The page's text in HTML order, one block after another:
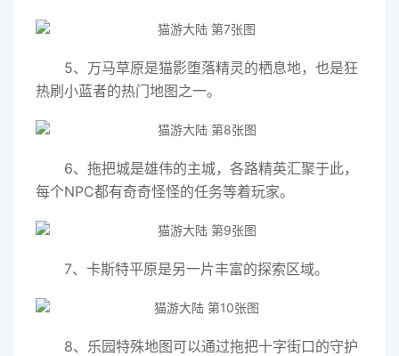
5、万马草原是猫影堕落精灵的栖息地，也是狂
热刷小蓝者的热门地图之一。
6、拖把城是雄伟的主城，各路精英汇聚于此，
每个NPC都有奇奇怪怪的任务等着玩家。
7、卡斯特平原是另一片丰富的探索区域。
8、乐园特殊地图可以通过拖把十字街口的守护